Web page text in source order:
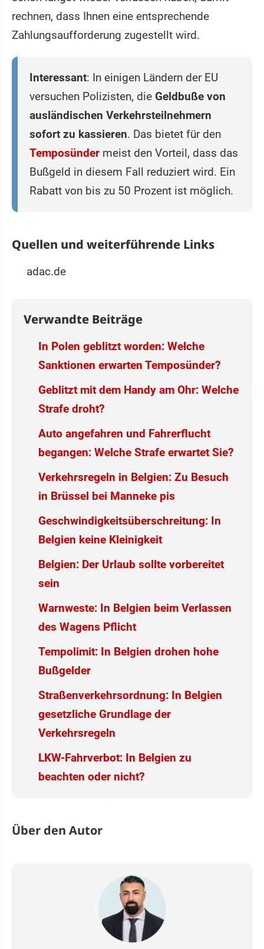
rechnen, dass Ihnen eine entsprechende
Zahlungsaufforderung zugestellt wird.
Interessant: In einigen Ländern der EU
versuchen Polizisten, die Geldbuße von
ausländischen Verkehrsteilnehmern
sofort zu kassieren. Das bietet für den
Temposünder meist den Vorteil, dass das
Bußgeld in diesem Fall reduziert wird. Ein
Rabatt von bis zu 50 Prozent ist möglich.
Quellen und weiterführende Links
adac.de
Verwandte Beiträge
In Polen geblitzt worden: Welche
Sanktionen erwarten Temposünder?
Geblitzt mit dem Handy am Ohr: Welche
Strafe droht?
Auto angefahren und Fahrerflucht
begangen: Welche Strafe erwartet Sie?
Verkehrsregeln in Belgien: Zu Besuch
in Brüssel bei Manneke pis
Geschwindigkeitsüberschreitung: In
Belgien keine Kleinigkeit
Belgien: Der Urlaub sollte vorbereitet
sein
Warnweste: In Belgien beim Verlassen
des Wagens Pflicht
Tempolimit: In Belgien drohen hohe
Bußgelder
Straßenverkehrsordnung: In Belgien
gesetzliche Grundlage der
Verkehrsregeln
LKW-Fahrverbot: In Belgien zu
beachten oder nicht?
Über den Autor